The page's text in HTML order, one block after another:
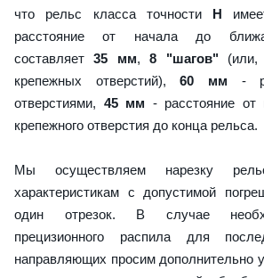
что рельс класса точности H
расстояние от начала до
составляет35 мм,8 "шагов" (или,
крепежных отверстий),60 мм -
отверстиями, 45 мм - расстояние от
крепежного отверстия до конца рельса.
Мы осуществляем нарезку
характеристикам с допустимой
один отрезок. В случае
прецизионного распила для
направляющих просим дополнительно